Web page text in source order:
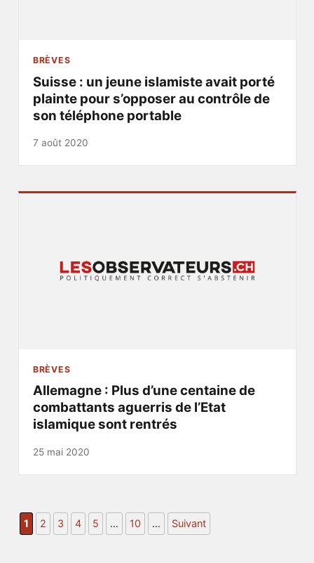
BRÈVES
Suisse : un jeune islamiste avait porté
plainte pour s’opposer au contrôle de
son téléphone portable
7 août 2020
BRÈVES
Allemagne : Plus d’une centaine de
combattants aguerris de l’Etat
islamique sont rentrés
25 mai 2020
1 2 3 4 5 … 10 … Suivant